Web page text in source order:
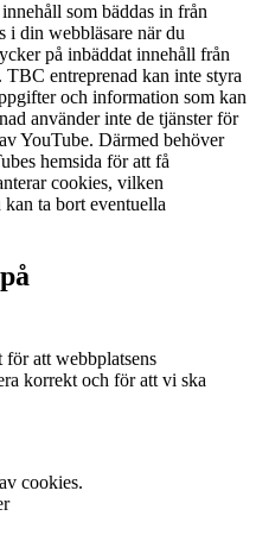
som bäddas in från
i din webbläsare när du
på inbäddat innehåll från
entreprenad kan inte styra
och information som kan
använder inte de tjänster för
YouTube. Därmed behöver
hemsida för att få
cookies, vilken
ta bort eventuella
för att webbplatsens
korrekt och för att vi ska
cookies.